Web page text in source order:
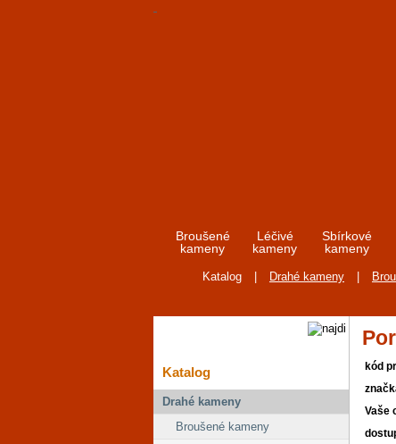
Broušené
kameny
Léčivé
kameny
Sbírkové
kameny
Katalog Drahé kameny
Katalog
Drahé kameny
Broušené kameny
kód
Vaše